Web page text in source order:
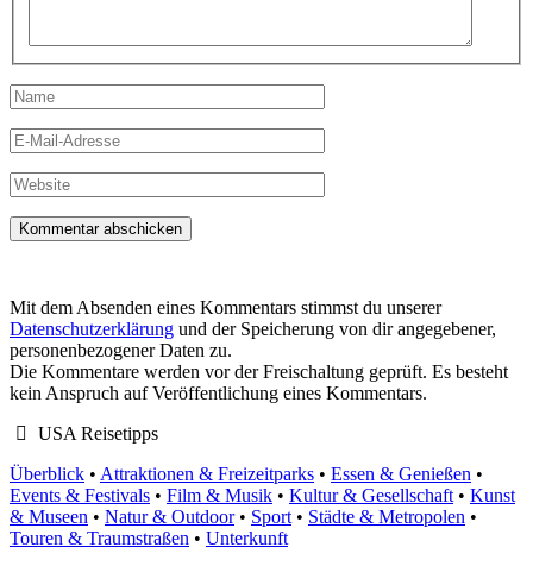
Name
E-
Mail-
Adresse
Website
Mit dem Absenden eines Kommentars stimmst du unserer
Datenschutzerklärung und der Speicherung von dir angegebener,
personenbezogener Daten zu.
Die Kommentare werden vor der Freischaltung geprüft. Es besteht
kein Anspruch auf Veröffentlichung eines Kommentars.
USA Reisetipps
Überblick • Attraktionen & Freizeitparks • Essen & Genießen •
Events & Festivals • Film & Musik • Kultur & Gesellschaft • Kunst
& Museen • Natur & Outdoor• Sport • Städte & Metropolen •
Touren & Traumstraßen • Unterkunft